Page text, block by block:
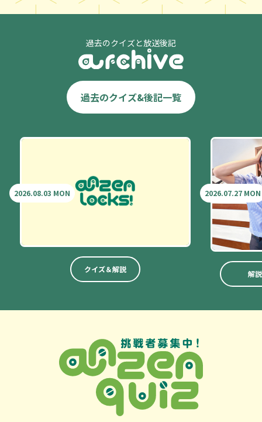
過去のクイズと放送後記
過去のクイズ&後記一覧
2026.08.03 MON
クイズ＆解説
2026.07.27 MON
解説